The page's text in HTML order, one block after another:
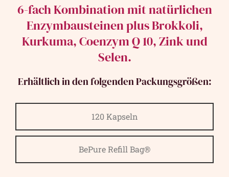
6-fach Kombination mit natürlichen
Enzymbausteinen plus Brokkoli,
Kurkuma, Coenzym Q 10, Zink und
Selen.
Erhältlich in den folgenden Packungsgrößen:
120 Kapseln
BePure Refill Bag®​